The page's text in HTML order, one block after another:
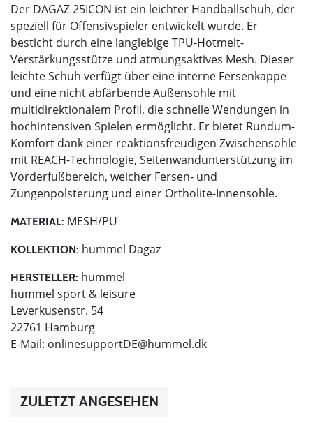
Der DAGAZ 25ICON ist ein leichter Handballschuh, der
speziell für Offensivspieler entwickelt wurde. Er
besticht durch eine langlebige TPU-Hotmelt-
Verstärkungsstütze und atmungsaktives Mesh. Dieser
leichte Schuh verfügt über eine interne Fersenkappe
und eine nicht abfärbende Außensohle mit
multidirektionalem Profil, die schnelle Wendungen in
hochintensiven Spielen ermöglicht. Er bietet Rundum-
Komfort dank einer reaktionsfreudigen Zwischensohle
mit REACH-Technologie, Seitenwandunterstützung im
Vorderfußbereich, weicher Fersen- und
Zungenpolsterung und einer Ortholite-Innensohle.
MATERIAL: MESH/PU
KOLLEKTION: hummel Dagaz
HERSTELLER: hummel
hummel sport & leisure
Leverkusenstr. 54
22761 Hamburg
E-Mail: onlinesupportDE@hummel.dk
ZULETZT ANGESEHEN